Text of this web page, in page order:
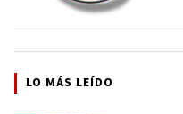
LO MÁS LEÍDO